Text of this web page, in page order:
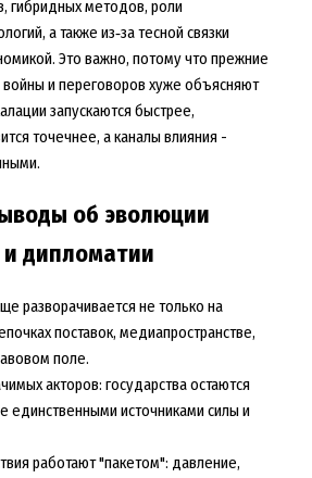
гибридных методов, роли
а также из‑за тесной связки
Это важно, потому что прежние
и переговоров хуже объясняют
запускаются быстрее,
точечнее, а каналы влияния -
об эволюции
дипломатии
разворачивается не только на
поставок, медиапространстве,
поле.
акторов: государства остаются
единственными источниками силы и
работают "пакетом": давление,